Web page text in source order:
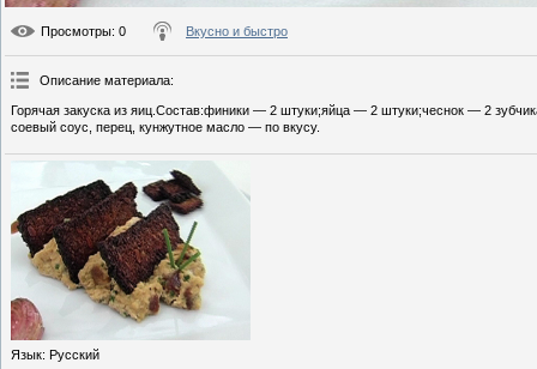
Просмотры: 0 Вкусно и быстро
Описание материала:
Горячая закуска из яиц.Состав:финики — 2 штуки;яйца — 2 штуки;чеснок — 2
соевый соус, перец, кунжутное масло — по вкусу.
Язык: Русский